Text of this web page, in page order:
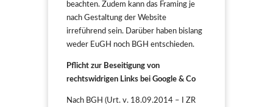
beachten. Zudem kann das Framing je
nach Gestaltung der Website
irreführend sein. Darüber haben bislang
weder EuGH noch BGH entschieden.
Pflicht zur Beseitigung von
rechtswidrigen Links bei Google & Co
Nach BGH (Urt. v. 18.09.2014 – I ZR